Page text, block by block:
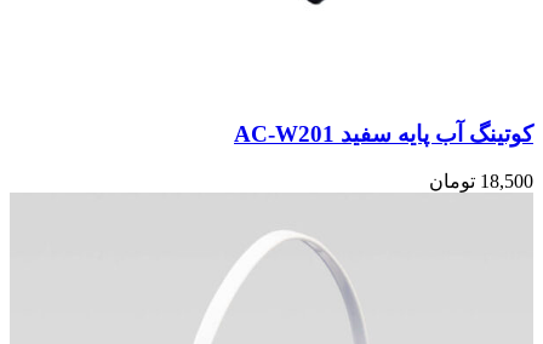
کوتینگ آب پایه سفید AC-W201
18,500 تومان